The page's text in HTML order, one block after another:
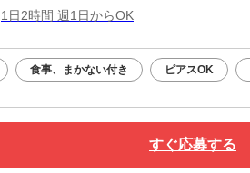
1日2時間 週1日からOK
食事、まかない付き ピアスOK
すぐ応募する